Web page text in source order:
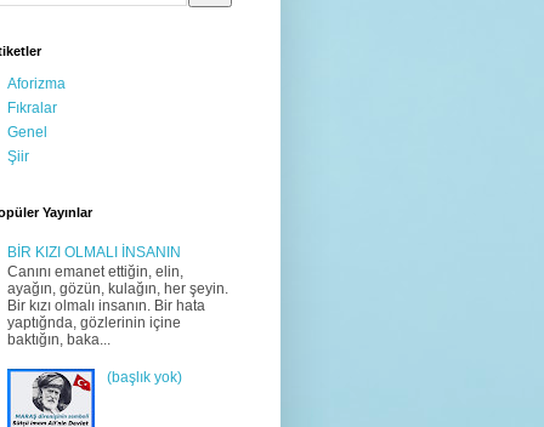
Aforizma
Fıkralar
Genel
Şiir
Yayınlar
BİR KIZI OLMALI İNSANIN
Canını emanet ettiğin, elin,
ayağın, gözün, kulağın, her şeyin.
Bir kızı olmalı insanın. Bir hata
yaptığnda, gözlerinin içine
baktığın, baka...
(başlık yok)